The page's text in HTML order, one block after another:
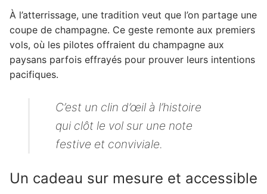
À l’atterrissage, une tradition veut que l’on partage une
coupe de champagne. Ce geste remonte aux premiers
vols, où les pilotes offraient du champagne aux
paysans parfois effrayés pour prouver leurs intentions
pacifiques.
C’est un clin d’œil à l’histoire
qui clôt le vol sur une note
festive et conviviale.
Un cadeau sur mesure et accessible